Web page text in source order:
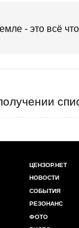
- это всё
ЦЕНЗОР.НЕТ
НОВОСТИ
СОБЫТИЯ
РЕЗОНАНС
ФОТО